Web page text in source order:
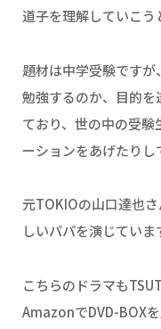
道子を理解していこう
題材は中学受験です
勉強するのか、目的
ており、世の中の受
ーションをあげたりし
元TOKIOの山口達也
しいパパを演じていま
こちらのドラマも
AmazonでDVD-BOX